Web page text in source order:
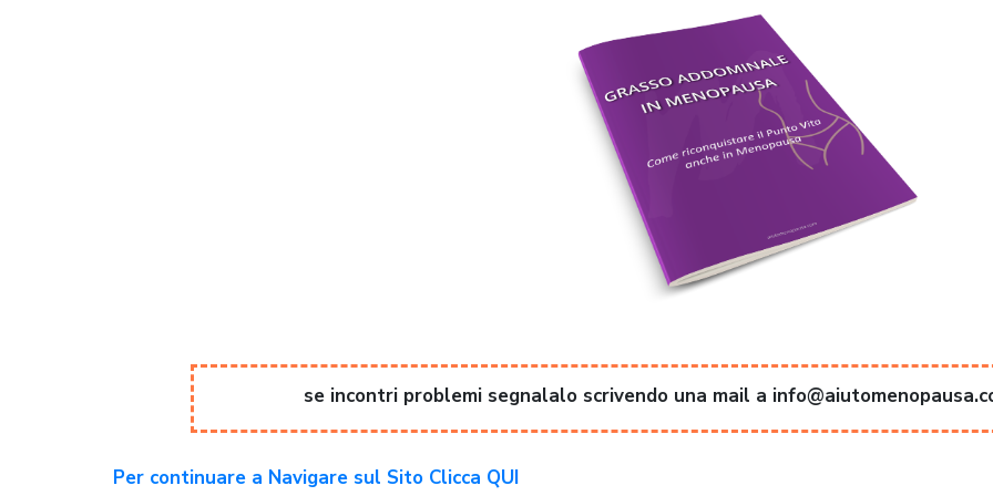
se incontri problemi segnalalo scrivendo una mail a
Per continuare a Navigare sul Sito Clicca QUI